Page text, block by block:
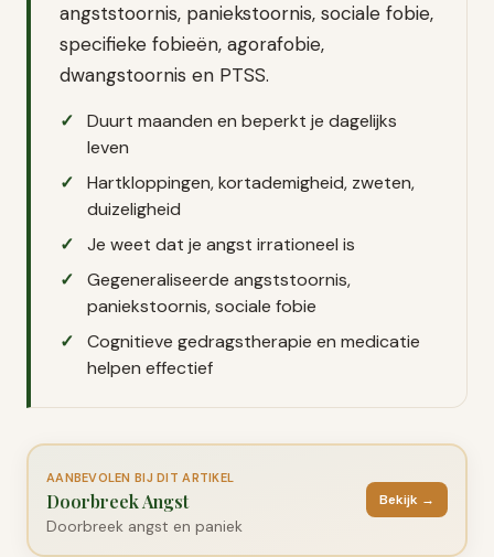
angststoornis, paniekstoornis, sociale fobie,
specifieke fobieën, agorafobie,
dwangstoornis en PTSS.
Duurt maanden en beperkt je dagelijks
leven
Hartkloppingen, kortademigheid, zweten,
duizeligheid
Je weet dat je angst irrationeel is
Gegeneraliseerde angststoornis,
paniekstoornis, sociale fobie
Cognitieve gedragstherapie en medicatie
helpen effectief
AANBEVOLEN BIJ DIT ARTIKEL
Doorbreek Angst
Doorbreek angst en paniek
Bekijk →